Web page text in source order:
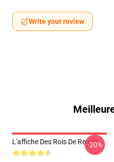
Write your review
L'affiche Des Rois De Requin
-20%